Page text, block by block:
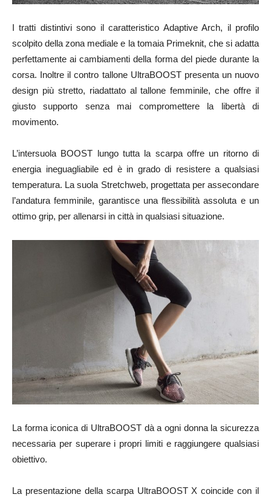
I tratti distintivi sono il caratteristico Adaptive Arch, il profilo
scolpito della zona mediale e la tomaia Primeknit, che si adatta
perfettamente ai cambiamenti della forma del piede durante la
corsa. Inoltre il contro tallone UltraBOOST presenta un nuovo
design più stretto, riadattato al tallone femminile, che offre il
giusto supporto senza mai compromettere la libertà di
movimento.
L’intersuola BOOST lungo tutta la scarpa offre un ritorno di
energia ineguagliabile ed è in grado di resistere a qualsiasi
temperatura. La suola Stretchweb, progettata per assecondare
l’andatura femminile, garantisce una flessibilità assoluta e un
ottimo grip, per allenarsi in città in qualsiasi situazione.
La forma iconica di UltraBOOST dà a ogni donna la sicurezza
necessaria per superare i propri limiti e raggiungere qualsiasi
obiettivo.
La presentazione della scarpa UltraBOOST X coincide con il